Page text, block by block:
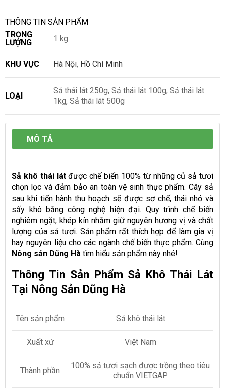
THÔNG TIN SẢN PHẨM
TRỌNG
LƯỢNG
1 kg
KHU VỰC Hà Nội, Hồ Chí Minh
LOẠI
Sả thái lát 250g, Sả thái lát 100g, Sả thái lát
1kg, Sả thái lát 500g
MÔ TẢ
Sả khô thái látđược chế biến 100% từ những củ sả tươi
chọn lọc và đảm bảo an toàn vệ sinh thực phẩm. Cây sả
sau khi tiến hành thu hoạch sẽ được sơ chế, thái nhỏ và
sấy khô bằng công nghệ hiện đại. Quy trình chế biến
nghiêm ngặt, khép kín nhằm giữ nguyên hương vị và chất
lượng của sả tươi. Sản phẩm rất thích hợp để làm gia vị
hay nguyên liệu cho các ngành chế biến thực phẩm. Cùng
Nông sản Dũng Hà tìm hiểu sản phẩm này nhé!
Thông Tin Sản Phẩm Sả Khô Thái Lát
Tại Nông Sản Dũng Hà
Tên sản phẩm Sả khô thái lát
Xuất xứ Việt Nam
Thành phần
100% sả tươi sạch được trồng theo tiêu
chuẩn VIETGAP